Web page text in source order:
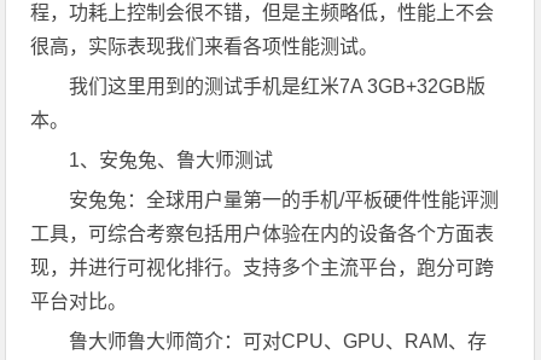
程，功耗上控制会很不错，但是主频略低，性能上不会
很高，实际表现我们来看各项性能测试。
我们这里用到的测试手机是红米7A 3GB+32GB版
本。
1、安兔兔、鲁大师测试
安兔兔：全球用户量第一的手机/平板硬件性能评测
工具，可综合考察包括用户体验在内的设备各个方面表
现，并进行可视化排行。支持多个主流平台，跑分可跨
平台对比。
鲁大师鲁大师简介：可对CPU、GPU、RAM、存